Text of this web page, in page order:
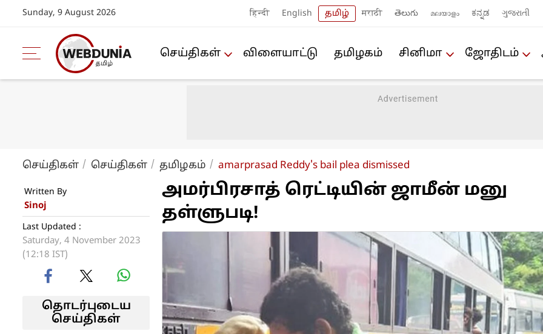
Sunday, 9 August 2026 हिन्दी English தமிழ் मराठी తెలుగు മലയാളം ಕನ್ನಡ ગુજરાતી
செய்திகள் விளையா‌ட்டு த‌மிழக‌ம் சினிமா ஜோ‌திட‌ம்
செய்திகள் செய்திகள் த‌மிழக‌ம் amarprasad Reddy's bail plea dismissed
Written By
Sinoj
Last Updated :
Saturday, 4 November 2023
(12:18 IST)
தொடர்புடைய
செய்திகள்
அமர்பிரசாத் ரெட்டியின் ஜாமீன் மனு
தள்ளுபடி!